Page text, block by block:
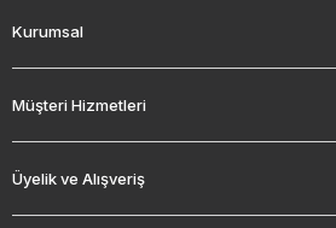
Kurumsal
Müşteri Hizmetleri
Üyelik ve Alışveriş